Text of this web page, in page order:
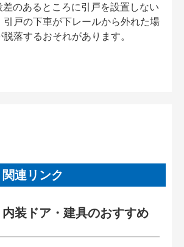
のあるところに引戸を設置しない
引戸の下車が下レールから外れた場
落するおそれがあります。
連リンク
装ドア・建具のおすすめ